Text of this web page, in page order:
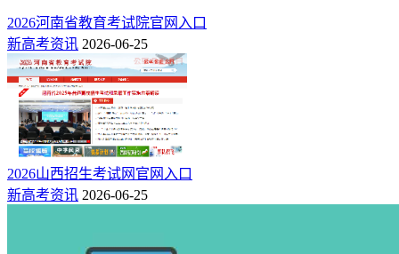
8、班级栏
由考生通过下拉选择框选择确认。班级号选择考生本人高三年
级所在班的班级编号，例如：一班选择“01”，十一班选择
人员的班级号填写“00”。
2026河南省教育考试院官网入口
新高考资讯 2026-06-25
2026山西招生考试网官网入口
新高考资讯 2026-06-25